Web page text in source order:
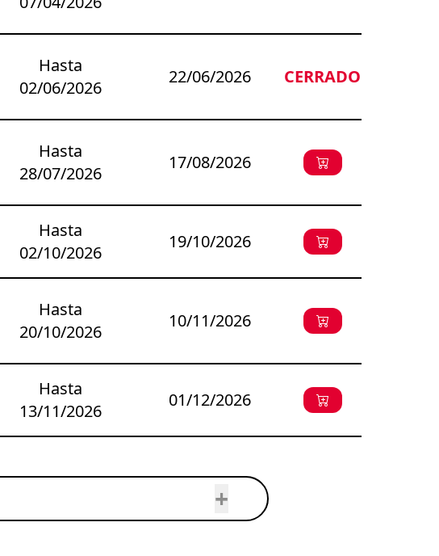
Hasta
02/06/2026
22/06/2026 CERRADO
Hasta
28/07/2026
17/08/2026
Hasta
02/10/2026
19/10/2026
Hasta
20/10/2026
10/11/2026
Hasta
13/11/2026
01/12/2026
+